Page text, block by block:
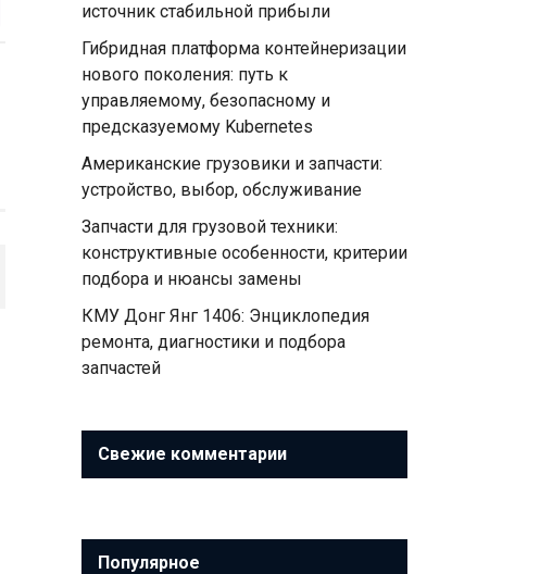
источник стабильной прибыли
Гибридная платформа контейнеризации
нового поколения: путь к
управляемому, безопасному и
предсказуемому Kubernetes
Американские грузовики и запчасти:
устройство, выбор, обслуживание
Запчасти для грузовой техники:
конструктивные особенности, критерии
подбора и нюансы замены
КМУ Донг Янг 1406: Энциклопедия
ремонта, диагностики и подбора
запчастей
Свежие комментарии
Популярное